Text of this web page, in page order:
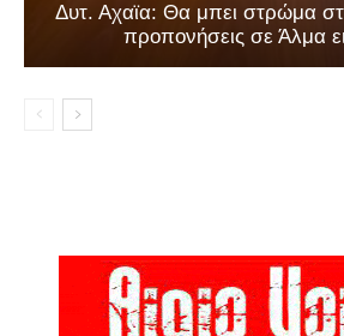
Δυτ. Αχαϊα: Θα μπει στρώμα
προπονήσεις σε Άλμα